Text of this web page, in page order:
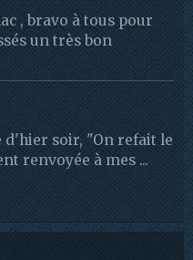
, bravo à tous pour
un très bon
d'hier soir, "On refait le
renvoyée à mes ...